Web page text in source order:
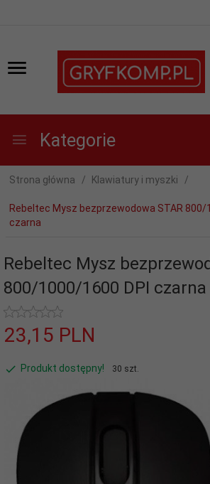
Kategorie
Strona główna Klawiatury i myszki
Rebeltec Mysz bezprzewodowa STAR 800/
czarna
Rebeltec Mysz
800/1000/1600 DPI czarna
23,15 PLN
Produkt dostępny! 30 szt.